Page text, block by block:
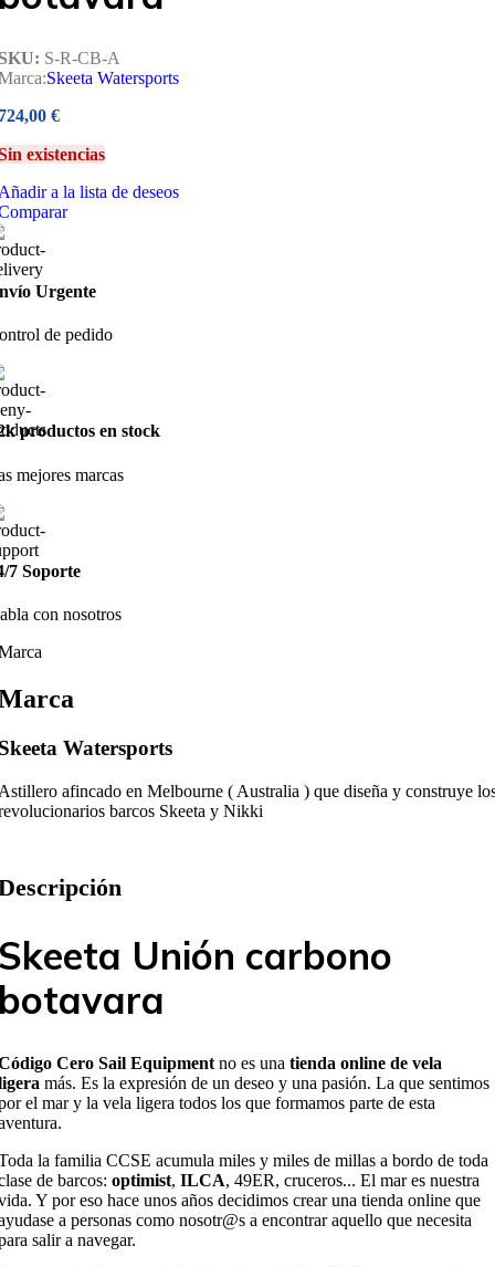
S-R-CB-A
Skeeta Watersports
€
existencias
a la lista de deseos
Urgente
de pedido
productos en stock
mejores marcas
7 Soporte
con nosotros
Watersports
afincado en Melbourne ( Australia ) que diseña y construye
barcos Skeeta y Nikki
Unión carbono
Cero Sail Equipment no es una tienda online de vela
más. Es la expresión de un deseo y una pasión. La que sentimos
el mar y la vela ligera todos los que formamos parte de esta
la familia CCSE acumula miles y miles de millas a bordo de toda
de barcos: optimist, ILCA, 49ER, cruceros... El mar es nuestra
Y por eso hace unos años decidimos crear una tienda online que
a personas como nosotr@s a encontrar aquello que necesita
salir a navegar.